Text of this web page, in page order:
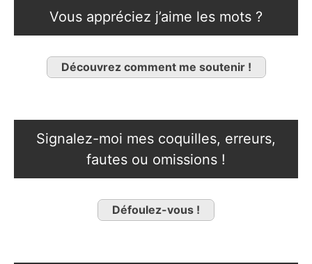
Vous appréciez j’aime les mots ?
Découvrez comment me soutenir !
Signalez-moi mes coquilles, erreurs,
fautes ou omissions !
Défoulez-vous !